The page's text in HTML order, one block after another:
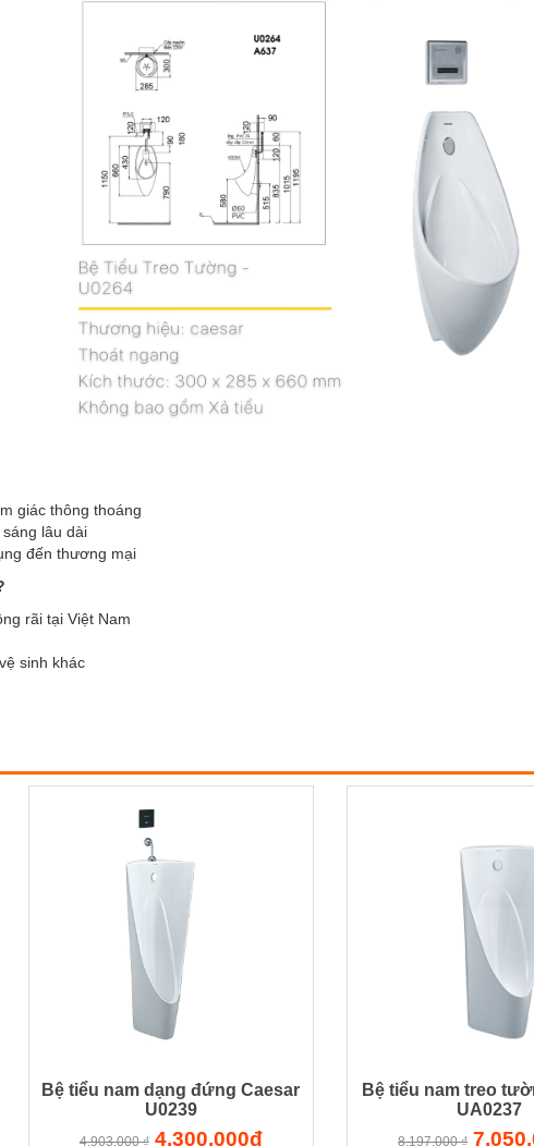
giác thông thoáng
lâu dài
đến thương mại
rãi tại Việt Nam
sinh khác
Bệ tiểu nam dạng đứng Caesar
U0239
4.903.000 ₫ 4.300.000đ
Bệ tiểu nam treo
UA0237
8.197.000 ₫